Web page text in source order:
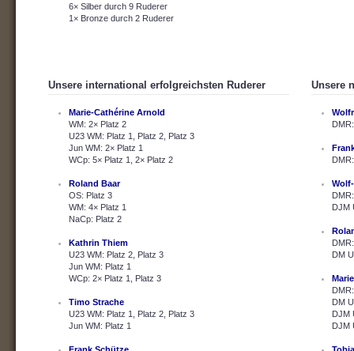
6× Silber durch 9 Ruderer
1× Bronze durch 2 Ruderer
Unsere international erfolgreichsten Ruderer
Marie-Cathérine Arnold
WM: 2× Platz 2
U23 WM: Platz 1, Platz 2, Platz 3
Jun WM: 2× Platz 1
WCp: 5× Platz 1, 2× Platz 2
Roland Baar
OS: Platz 3
WM: 4× Platz 1
NaCp: Platz 2
Kathrin Thiem
U23 WM: Platz 2, Platz 3
Jun WM: Platz 1
WCp: 2× Platz 1, Platz 3
Timo Strache
U23 WM: Platz 1, Platz 2, Platz 3
Jun WM: Platz 1
Unsere
DJM
DM
DM
DJM
DJM